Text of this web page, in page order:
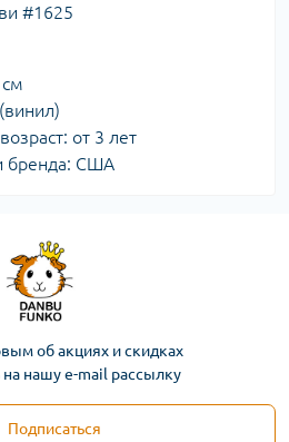
#1625
от 3 лет
бренда: США
об акциях и скидках
нашу e-mail рассылку
Подписаться